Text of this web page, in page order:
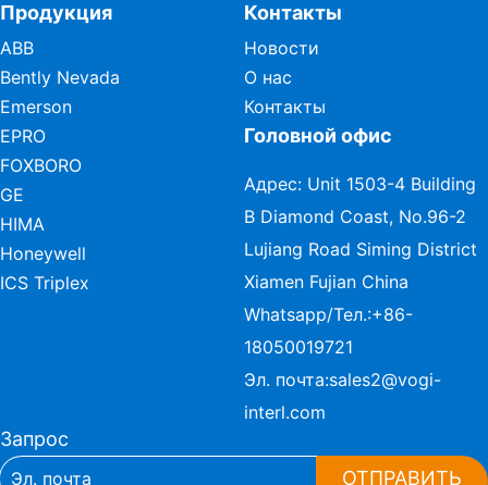
Продукция
ABB
Bently Nevada
Emerson
EPRO
FOXBORO
GE
HIMA
Honeywell
ICS Triplex
Контакты
Новости
О нас
Контакты
Головной офис
Адрес: Unit 1503-4 Building
B Diamond Coast, No.96-2
Lujiang Road Siming District
Xiamen Fujian China
Whatsapp/Тел.:+86-
18050019721
Эл. почта:sales2@vogi-
interl.com
Запрос
ОТПРАВИТЬ